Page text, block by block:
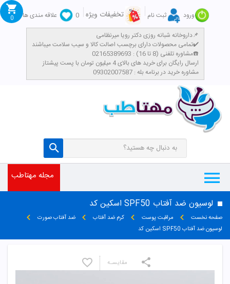
ورود ثبت نام تخفیفات ویژه 0
علاقه مندی ها
داروخانه شبانه روزی دکتر رویا میرنظامی📌
تمامی محصولات دارای برچسب اصالت کالا و سیب سلامت میباشند✔️
مشاوره تلفنی (8 تا 16) : 02165389693☎️
​ارسال رایگان برای خرید های بالای 4 میلیون تومان با پست پیشتاز
مشاوره خرید در برنامه بله : 09302007587
0
مجله مهتاطب
لوسیون ضد آفتاب SPF50 اسکین کد
صفحه نخست مراقبت پوست کرم ضد آفتاب
ضد آفتاب صورت
لوسیون ضد آفتاب SPF50 اسکین کد
مقایسـه